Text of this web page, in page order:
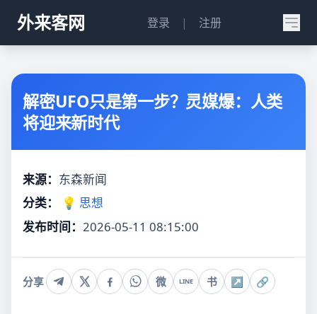
外来客网 登录 | 注册
解密UFO只是第一步？灵媒爆：人类
将迎来新时代
来源： 东森新闻
分类：
💡 思想
发布时间： 2026-05-11 08:15:00
分享 微 LINE 书 ↗ 🔗